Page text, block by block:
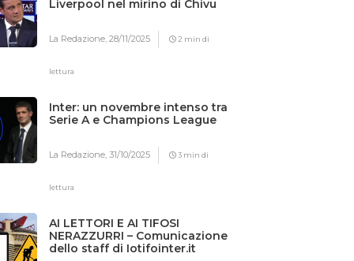
Liverpool nel mirino di Chivu
La Redazione,28/11/2025 2 min di
lettura
Inter: un novembre intenso tra
Serie A e Champions League
La Redazione,31/10/2025 3 min di
lettura
AI LETTORI E AI TIFOSI
NERAZZURRI – Comunicazione
dello staff di Iotifointer.it